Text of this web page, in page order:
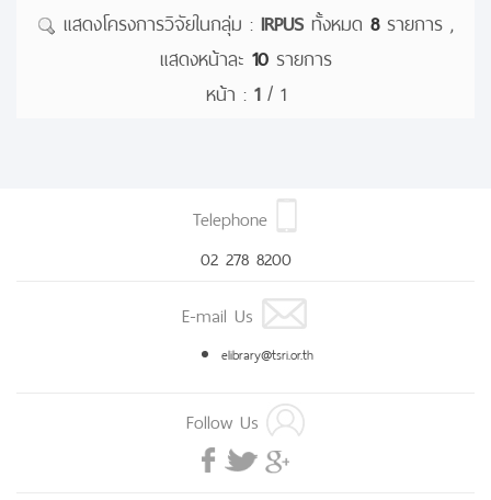
แสดงโครงการวิจัยในกลุ่ม :IRPUSทั้งหมด 8รายการ ,
แสดงหน้าละ 10รายการ
หน้า : 1/ 1
Telephone
02 278 8200
E-mail Us
elibrary@tsri.or.th
Follow Us